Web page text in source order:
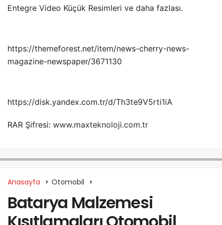
Entegre Video Küçük Resimleri ve daha fazlası.
https://themeforest.net/item/news-cherry-news-
magazine-newspaper/3671130
https://disk.yandex.com.tr/d/Th3te9V5rti1iA
RAR Şifresi: www.maxteknoloji.com.tr
Anasayfa Otomobil
Batarya Malzemesi